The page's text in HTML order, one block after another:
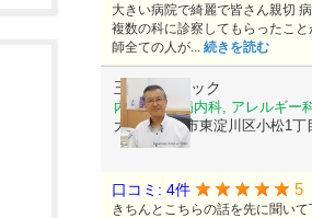
大きい病院で綺麗で皆さん親切
複数の科に診察してもらったこ
師全ての人が... 続きを読む
玉谷クリニック
内科, 糖尿病内科, アレルギー
大阪府大阪市東淀川区小松1丁
口コミ: 4件 5
きちんとこちらの話を先に聞い